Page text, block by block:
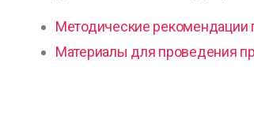
Методические рекомендации
Материалы для проведения